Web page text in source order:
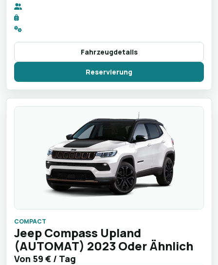
Fahrzeugdetails
Reservierung
COMPACT
Jeep Compass Upland
(AUTOMAT) 2023 Oder Ähnlich
Von 59 € / Tag